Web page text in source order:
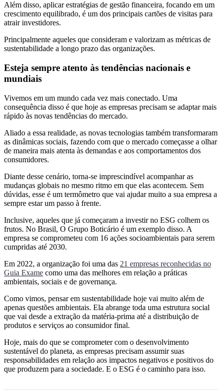
Além disso, aplicar estratégias de gestão financeira, focando em um
crescimento equilibrado, é um dos principais cartões de visitas para
atrair investidores.
Principalmente aqueles que consideram e valorizam as métricas de
sustentabilidade a longo prazo das organizações.
Esteja sempre atento às tendências nacionais e
mundiais
Vivemos em um mundo cada vez mais conectado. Uma
consequência disso é que hoje as empresas precisam se adaptar mais
rápido às novas tendências do mercado.
Aliado a essa realidade, as novas tecnologias também transformaram
as dinâmicas sociais, fazendo com que o mercado começasse a olhar
de maneira mais atenta às demandas e aos comportamentos dos
consumidores.
Diante desse cenário, torna-se imprescindível acompanhar as
mudanças globais no mesmo ritmo em que elas acontecem. Sem
dúvidas, esse é um termômetro que vai ajudar muito a sua empresa a
sempre estar um passo à frente.
Inclusive, aqueles que já começaram a investir no ESG colhem os
frutos. No Brasil, O Grupo Boticário é um exemplo disso. A
empresa se comprometeu com 16 ações socioambientais para serem
cumpridas até 2030.
Em 2022, a organização foi uma das 21 empresas reconhecidas no
Guia Exame como uma das melhores em relação a práticas
ambientais, sociais e de governança.
Como vimos, pensar em sustentabilidade hoje vai muito além de
apenas questões ambientais. Ela abrange toda uma estrutura social
que vai desde a extração da matéria-prima até a distribuição de
produtos e serviços ao consumidor final.
Hoje, mais do que se comprometer com o desenvolvimento
sustentável do planeta, as empresas precisam assumir suas
responsabilidades em relação aos impactos negativos e positivos do
que produzem para a sociedade. E o ESG é o caminho para isso.